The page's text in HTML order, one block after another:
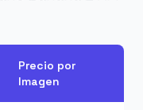
Precio por
Imagen